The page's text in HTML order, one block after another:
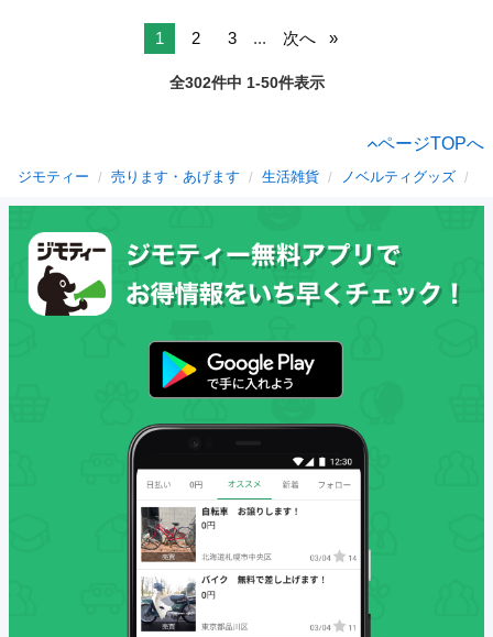
1 2 3 ... 次へ
全302件中 1-50件表示
ページTOPへ
ジモティー 売ります・あげます 生活雑貨 ノベルティグッズ